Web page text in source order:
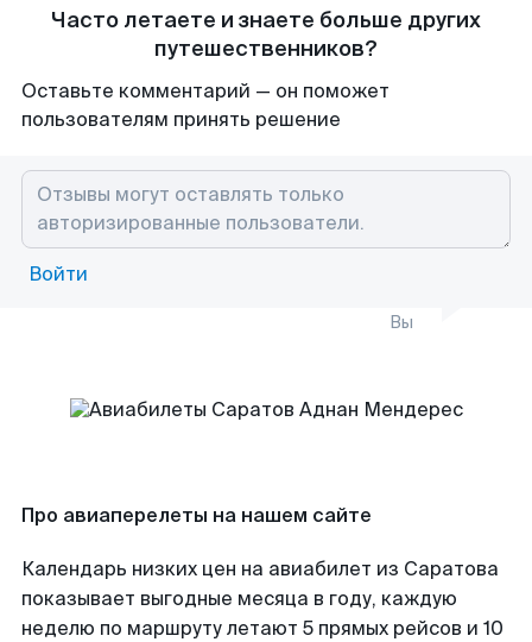
Часто летаете и знаете больше других
путешественников?
Оставьте комментарий — он поможет
пользователям принять решение
Войти
Вы
Про авиаперелеты на нашем сайте
Календарь низких цен на авиабилет из Саратова
показывает выгодные месяца в году, каждую
неделю по маршруту летают 5 прямых рейсов и 10